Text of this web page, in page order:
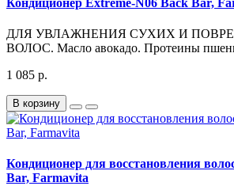
ДЛЯ УВЛАЖНЕНИЯ СУХИХ И
ВОЛОС. Масло авокадо. Протеины
1 085 р.
В корзину
Кондиционер для восстановления
Bar, Farmavita